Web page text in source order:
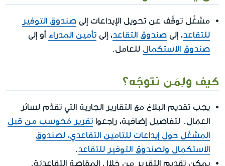
مشغِّل توقّف عن تحويل الإيداعات إلى صندوق التوفير
للتقاعد، إلى صندوق التقاعد، إلى تأمين المدراء أو إلى
صندوق الاستكمال للعامل.
كيف ولِمَن نتوجّه؟
يجب تقديم البلاغ مع التقارير الجارية التي تقدَّم لسائر
العمّال. لتفاصيل إضافية، راجعوا تقرير مُحوسب من قبل
المشغّل حول إيداعات للتامين التقاعدي، لصندوق
الاستكمال ولصندوق التوفير للتقاعد.
يمكن تقديم التقرير من خلال المقاصة التقاعديّة.